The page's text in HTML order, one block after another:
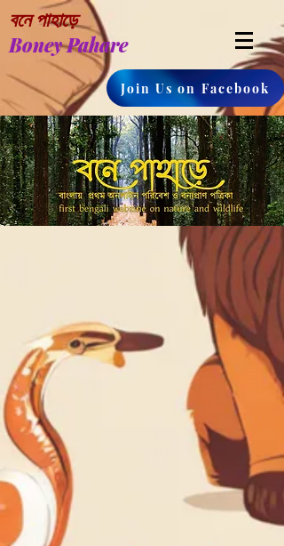
বনে পাহাড়ে
Boney Pahare
Join Us on Facebook